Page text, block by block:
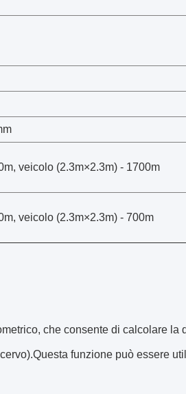
veicolo (2.3m×2.3m) - 1700m
veicolo (2.3m×2.3m) - 700m
che consente di calcolare la
funzione può essere